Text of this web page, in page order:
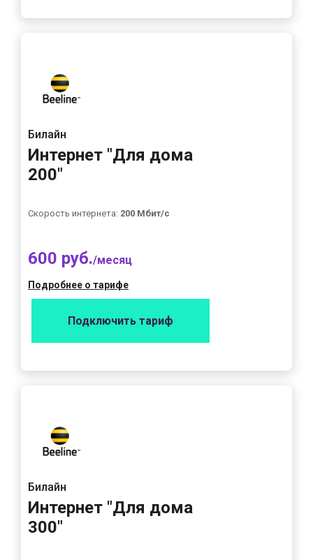
Билайн
Интернет "Для дома
200"
Скорость интернета: 200 Мбит/с
600 руб./месяц
Подробнее о тарифе
Подключить тариф
Билайн
Интернет "Для дома
300"